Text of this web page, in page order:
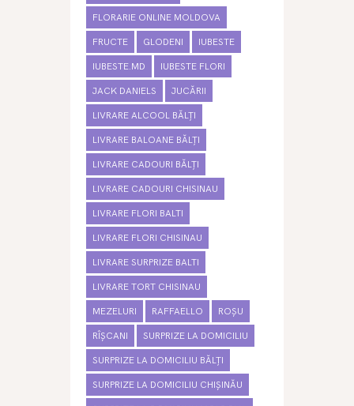
FLORARIE ONLINE MOLDOVA
FRUCTE GLODENI IUBESTE
IUBESTE.MD IUBESTE FLORI
JACK DANIELS JUCĂRII
LIVRARE ALCOOL BĂLȚI
LIVRARE BALOANE BĂLȚI
LIVRARE CADOURI BĂLȚI
LIVRARE CADOURI CHISINAU
LIVRARE FLORI BALTI
LIVRARE FLORI CHISINAU
LIVRARE SURPRIZE BALTI
LIVRARE TORT CHISINAU
MEZELURI RAFFAELLO ROȘU
RÎȘCANI SURPRIZE LA DOMICILIU
SURPRIZE LA DOMICILIU BĂLȚI
SURPRIZE LA DOMICILIU CHIȘINĂU